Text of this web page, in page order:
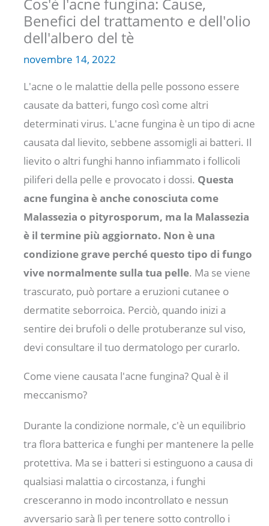
Benefici del trattamento e dell'olio
dell'albero del tè
novembre 14, 2022
L'acne o le malattie della pelle possono essere
causate da batteri, fungo così come altri
determinati virus. L'acne fungina è un tipo di acne
causata dal lievito, sebbene assomigli ai batteri. Il
lievito o altri funghi hanno infiammato i follicoli
piliferi della pelle e provocato i dossi. Questa
acne fungina è anche conosciuta come
Malassezia o pityrosporum, ma la Malassezia
è il termine più aggiornato. Non è una
condizione grave perché questo tipo di fungo
vive normalmente sulla tua pelle. Ma se viene
trascurato, può portare a eruzioni cutanee o
dermatite seborroica. Perciò, quando inizi a
sentire dei brufoli o delle protuberanze sul viso,
devi consultare il tuo dermatologo per curarlo.
Come viene causata l'acne fungina? Qual è il
meccanismo?
Durante la condizione normale, c'è un equilibrio
tra flora batterica e funghi per mantenere la pelle
protettiva. Ma se i batteri si estinguono a causa di
qualsiasi malattia o circostanza, i funghi
cresceranno in modo incontrollato e nessun
avversario sarà lì per tenere sotto controllo i